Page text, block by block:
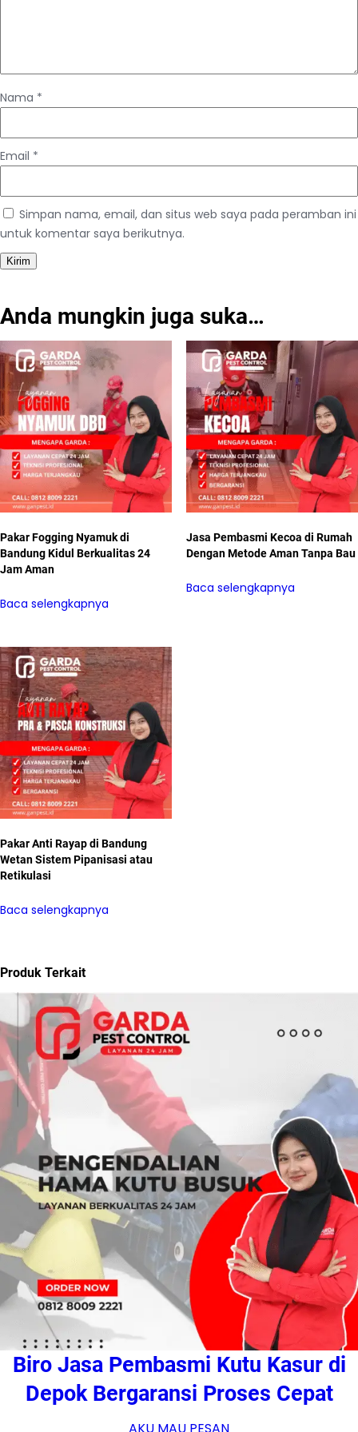
Nama *
Email *
Simpan nama, email, dan situs web saya pada peramban ini
untuk komentar saya berikutnya.
Anda mungkin juga suka…
Pakar Fogging Nyamuk di
Bandung Kidul Berkualitas 24
Jam Aman
Baca selengkapnya
Jasa Pembasmi Kecoa di Rumah
Dengan Metode Aman Tanpa Bau
Baca selengkapnya
Pakar Anti Rayap di Bandung
Wetan Sistem Pipanisasi atau
Retikulasi
Baca selengkapnya
Produk Terkait
Biro Jasa Pembasmi Kutu Kasur di
Depok Bergaransi Proses Cepat